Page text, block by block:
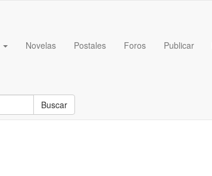
Novelas Postales Foros Publicar
Buscar